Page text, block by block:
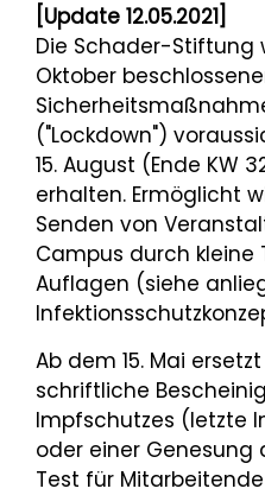
[Update 12.05.2021]
Die Schader-Stiftung
Oktober
("Lockdown")
15. August (Ende KW
erhalten. Ermöglicht
Senden von
Campus durch
Auflagen (siehe
Ab dem 15. Mai
schriftliche
Impfschutzes (letzte
oder einer
Test für